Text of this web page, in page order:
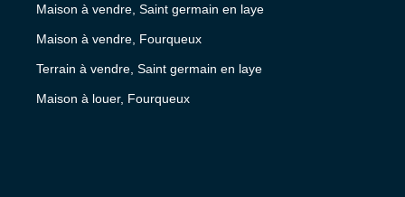
Maison à vendre, Saint germain en laye
Maison à vendre, Fourqueux
Terrain à vendre, Saint germain en laye
Maison à louer, Fourqueux